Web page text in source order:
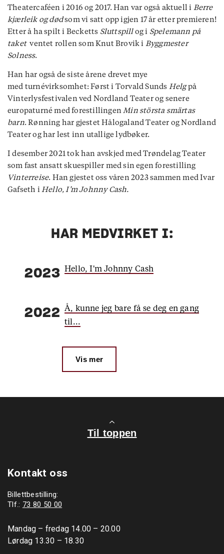
Theatercaféen i 2016 og 2017. Han var også aktuell i Berre
kjærleik og dødsom vi satt opp igjen 17 år etter premieren!
Etter å ha spilt i Becketts Sluttspillog i Spelemann på
taketventet rollen som Knut Brovik i Byggmester
Solness.
Han har også de siste årene drevet mye
med turnévirksomhet: Først i Torvald Sunds Helgpå
Vinterlysfestivalen ved Nordland Teater og senere
europaturné med forestillingen Min största smärtas
barn. Rønning har gjestet Hålogaland Teater og Nordland
Teater og har lest inn utallige lydbøker.
I desember 2021 tok han avskjed med Trøndelag Teater
som fast ansatt skuespiller med sin egen forestilling
Vinterreise. Han gjestet oss våren 2023 sammen med Ivar
Gafseth i Hello, I’m Johnny Cash.
HAR MEDVIRKET I:
2023 Hello, I'm Johnny Cash
2022
Å, kunne jeg bare få se deg en gang
til...
Vis mer
Til toppen
Kontakt oss
Billettbestilling:
Tlf.: 73 80 50 00
Mandag – fredag 14.00 – 20.00
Lørdag 13.30 – 18.30